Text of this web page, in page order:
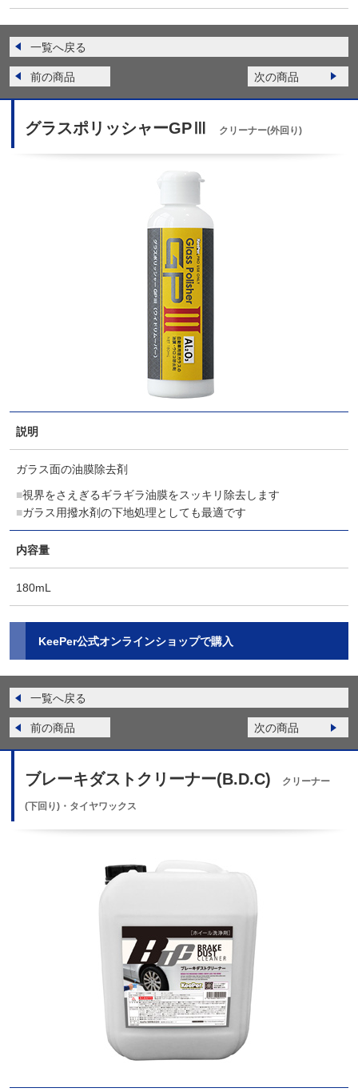
一覧へ戻る
前の商品 次の商品
グラスポリッシャーGPⅢ クリーナー(外回り)
説明
ガラス面の油膜除去剤
視界をさえぎるギラギラ油膜をスッキリ除去します
ガラス用撥水剤の下地処理としても最適です
内容量
180mL
KeePer公式オンラインショップで購入
一覧へ戻る
前の商品 次の商品
ブレーキダストクリーナー(B.D.C) クリーナー
(下回り)・タイヤワックス